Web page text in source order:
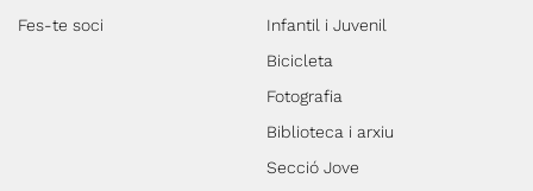
Fes-te soci
Infantil i Juvenil
Bicicleta
Fotografia
Biblioteca i arxiu
Secció Jove